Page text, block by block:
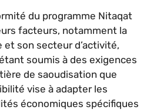
du programme Nitaqat
facteurs, notamment la
et son secteur d’activité,
soumis à des exigences
de saoudisation que
vise à adapter les
économiques spécifiques